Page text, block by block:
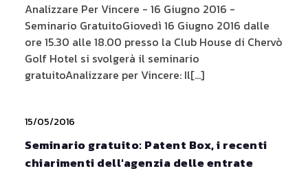
Analizzare Per Vincere - 16 Giugno 2016 -
Seminario GratuitoGiovedì 16 Giugno 2016 dalle
ore 15.30 alle 18.00 presso la Club House di Chervò
Golf Hotel si svolgerà il seminario
gratuitoAnalizzare per Vincere: Il[...]
15/05/2016
Seminario gratuito: Patent Box, i recenti
chiarimenti dell'agenzia delle entrate